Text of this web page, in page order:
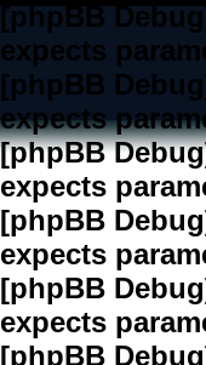
[phpBB
expects
[phpBB
expects
[phpBB
expects
[phpBB
expects
[phpBB
expects
[phpBB